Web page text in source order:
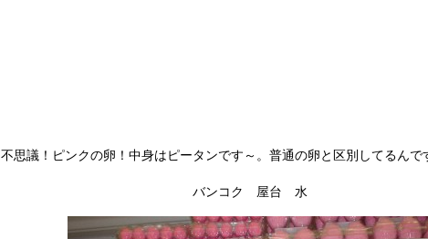
不思議！ピンクの卵！中身はピータンです～。普通の卵と区別してるんで
バンコク 屋台 水